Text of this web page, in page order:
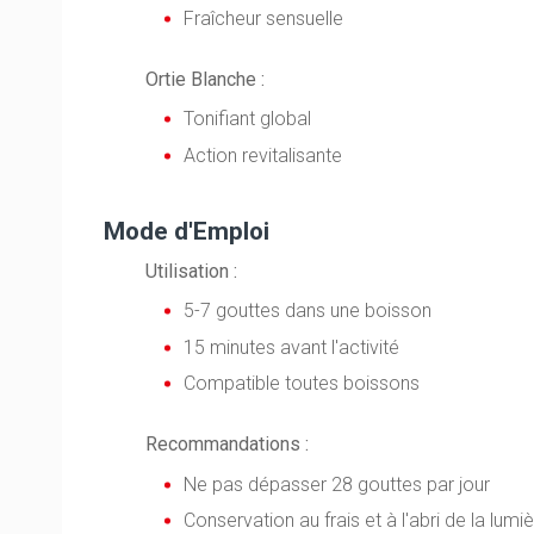
Fraîcheur sensuelle
Ortie Blanche :
Tonifiant global
Action revitalisante
Mode d'Emploi
Utilisation :
5-7 gouttes dans une boisson
15 minutes avant l'activité
Compatible toutes boissons
Recommandations :
Ne pas dépasser 28 gouttes par jour
Conservation au frais et à l'abri de la